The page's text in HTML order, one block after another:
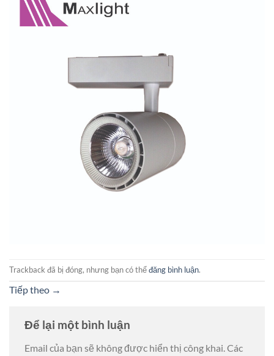
Trackback đã bị đóng, nhưng bạn có thểđăng bình luận.
Tiếp theo →
Để lại một bình luận
Email của bạn sẽ không được hiển thị công khai. Các